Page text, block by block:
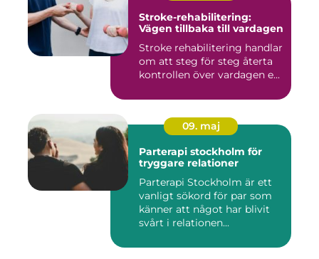
Stroke-rehabilitering:
Vägen tillbaka till vardagen
Stroke rehabilitering handlar
om att steg för steg återta
kontrollen över vardagen e...
09. maj
Parterapi stockholm för
tryggare relationer
Parterapi Stockholm är ett
vanligt sökord för par som
känner att något har blivit
svårt i relationen...